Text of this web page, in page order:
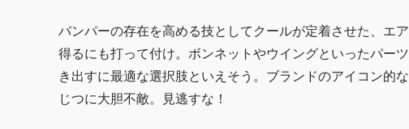
バンパーの存在を高める技としてクールが定着させた、エ
得るにも打って付け。ボンネットやウイングといったパー
き出すに最適な選択肢といえそう。ブランドのアイコン的
じつに大胆不敵。見逃すな！